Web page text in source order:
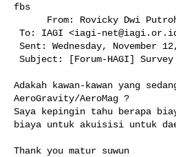
fbs
From: Rovicky Dwi
To: IAGI <iagi-
Adakah kawan-kawan yang
AeroGravity/AeroMag ?
Saya kepingin tahu berapa
biaya untuk akuisisi untuk
Thank you matur suwun